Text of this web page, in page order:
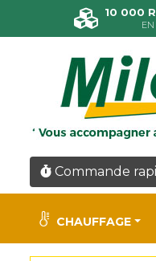
10 000
EN
Commande
CHAUFFAGE
Panneau de gestion